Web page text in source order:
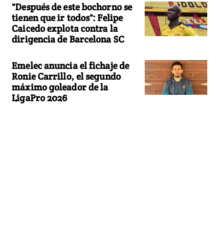
"Después de este bochorno se
tienen que ir todos": Felipe
Caicedo explota contra la
dirigencia de Barcelona SC
Emelec anuncia el fichaje de
Ronie Carrillo, el segundo
máximo goleador de la
LigaPro 2026